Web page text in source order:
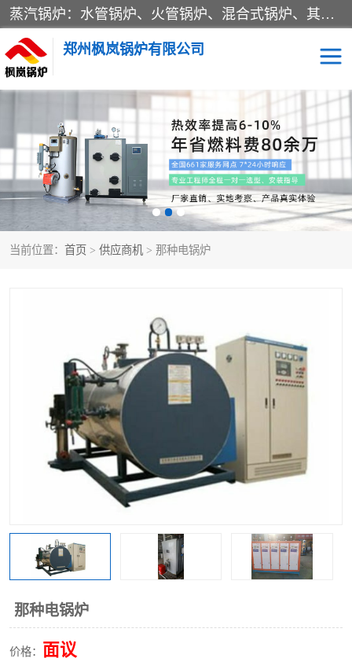
蒸汽锅炉：水管锅炉、火管锅炉、混合式锅炉、其他蒸汽锅炉； 热水锅炉：家用型集中供暖用热水锅炉、其他热水锅炉； 有机热载体锅炉； 船用蒸汽锅炉； （锅炉用辅助设备及装置）蒸汽冷凝器：表面冷凝器、混合式冷凝器、空冷式冷凝器、其他蒸汽冷凝器； 锅炉用辅助设备：节热器、蒸汽收集器、蓄能器、烟垢清除器、气体回收器、泥渣刮除器、空气预热器、其他锅炉用辅助设备；
郑州枫岚锅炉有限公司
当前位置： 首页 > 供应商机 > 那种电锅炉
那种电锅炉
价格： 面议